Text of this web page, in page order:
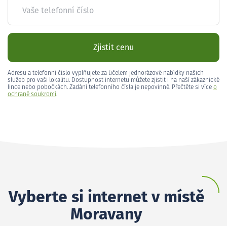
Vaše telefonní číslo
Zjistit cenu
Adresu a telefonní číslo vyplňujete za účelem jednorázové nabídky našich
služeb pro vaši lokalitu. Dostupnost internetu můžete zjistit i na naší zákaznické
lince nebo pobočkách. Zadání telefonního čísla je nepovinné. Přečtěte si více o
ochraně soukromí.
Vyberte si internet v místě
Moravany